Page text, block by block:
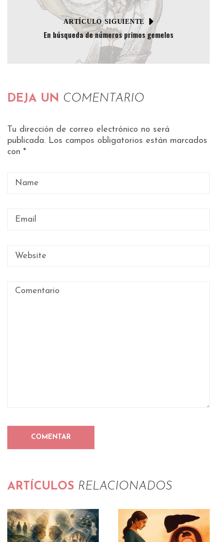
ARTÍCULO SIGUIENTE
En búsqueda de números primos gemelos
DEJA UN COMENTARIO
Tu dirección de correo electrónico no será
publicada. Los campos obligatorios están marcados
con *
ARTÍCULOS RELACIONADOS